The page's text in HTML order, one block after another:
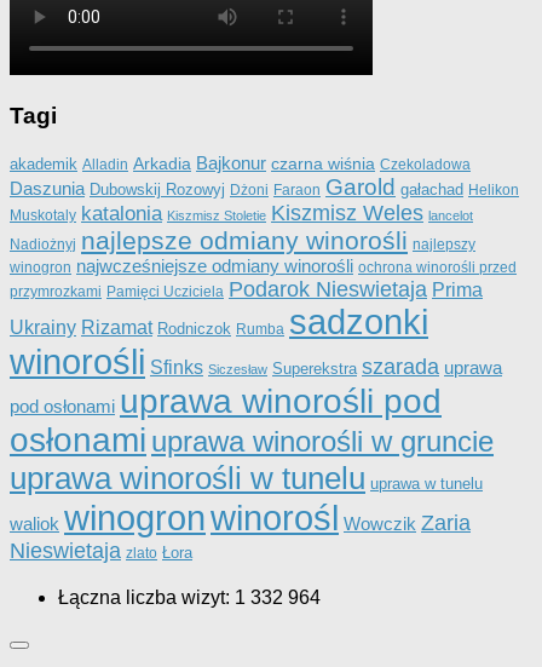
Tagi
akademik Alladin Arkadia Bajkonur czarna wiśnia Czekoladowa
Daszunia Dubowskij Rozowyj Dżoni Faraon Garold gałachad Helikon
Muskotaly katalonia Kiszmisz Stoletie Kiszmisz Weles lancelot
Nadiożnyj najlepsze odmiany winorośli najlepszy
winogron najwcześniejsze odmiany winorośli ochrona winorośli przed
przymrozkami Pamięci Ucziciela Podarok Nieswietaja Prima
Ukrainy Rizamat Rodniczok Rumba sadzonki
winorośli Sfinks Siczesław Superekstra szarada uprawa
pod osłonami uprawa winorośli pod
osłonami uprawa winorośli w gruncie
uprawa winorośli w tunelu uprawa w tunelu
waliok winogronwinorośl Wowczik Zaria
Nieswietaja zlato Łora
Łączna liczba wizyt: 1 332 964